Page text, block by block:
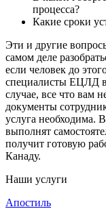
процесса?
Какие сроки
Эти и другие
самом деле
если человек до
специалисты ЕЦЛД
случае, все что вам
документы
услуга необходима.
выполнят
получит готовую
Канаду.
Наши услуги
Апостиль